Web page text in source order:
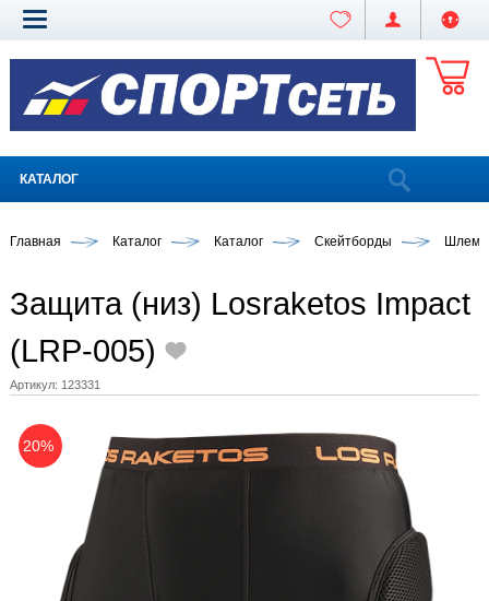
КАТАЛОГ
Главная Каталог Каталог Скейтборды
Защита (низ) Losraketos Impact
(LRP-005)
Артикул: 123331
20%